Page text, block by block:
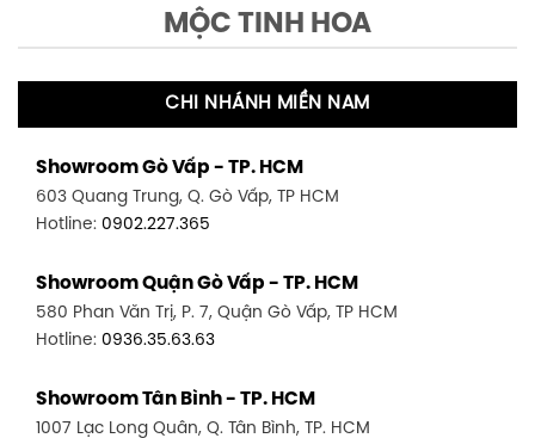
MỘC TINH HOA
CHI NHÁNH MIỀN NAM
Showroom Gò Vấp - TP. HCM
603 Quang Trung, Q. Gò Vấp, TP HCM
Hotline: 0902.227.365
Showroom Quận Gò Vấp - TP. HCM
580 Phan Văn Trị, P. 7, Quận Gò Vấp, TP HCM
Hotline: 0936.35.63.63
Showroom Tân Bình - TP. HCM
1007 Lạc Long Quân, Q. Tân Bình, TP. HCM